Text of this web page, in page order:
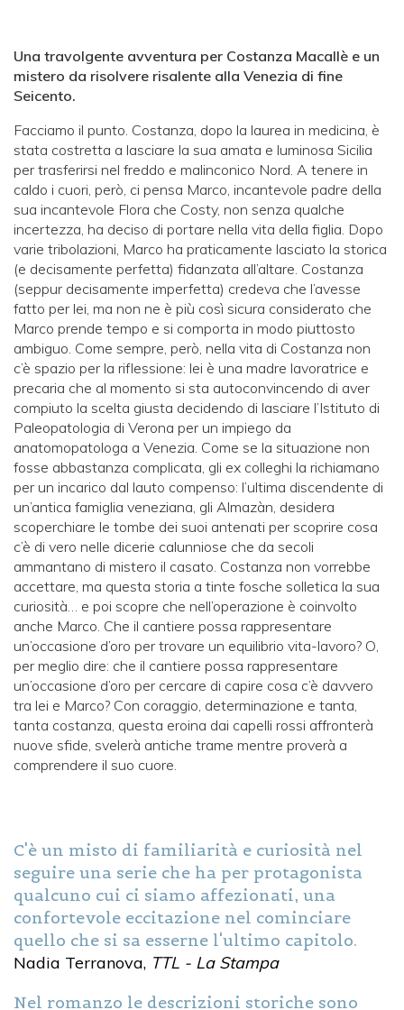
Una travolgente avventura per Costanza Macallè e un
mistero da risolvere risalente alla Venezia di fine
Seicento.
Facciamo il punto. Costanza, dopo la laurea in medicina, è
stata costretta a lasciare la sua amata e luminosa Sicilia
per trasferirsi nel freddo e malinconico Nord. A tenere in
caldo i cuori, però, ci pensa Marco, incantevole padre della
sua incantevole Flora che Costy, non senza qualche
incertezza, ha deciso di portare nella vita della figlia. Dopo
varie tribolazioni, Marco ha praticamente lasciato la storica
(e decisamente perfetta) fidanzata all’altare. Costanza
(seppur decisamente imperfetta) credeva che l’avesse
fatto per lei, ma non ne è più così sicura considerato che
Marco prende tempo e si comporta in modo piuttosto
ambiguo. Come sempre, però, nella vita di Costanza non
c’è spazio per la riflessione: lei è una madre lavoratrice e
precaria che al momento si sta autoconvincendo di aver
compiuto la scelta giusta decidendo di lasciare l’Istituto di
Paleopatologia di Verona per un impiego da
anatomopatologa a Venezia. Come se la situazione non
fosse abbastanza complicata, gli ex colleghi la richiamano
per un incarico dal lauto compenso: l’ultima discendente di
un’antica famiglia veneziana, gli Almazàn, desidera
scoperchiare le tombe dei suoi antenati per scoprire cosa
c’è di vero nelle dicerie calunniose che da secoli
ammantano di mistero il casato. Costanza non vorrebbe
accettare, ma questa storia a tinte fosche solletica la sua
curiosità… e poi scopre che nell’operazione è coinvolto
anche Marco. Che il cantiere possa rappresentare
un’occasione d’oro per trovare un equilibrio vita-lavoro? O,
per meglio dire: che il cantiere pos­sa rappresentare
un’occasione d’oro per cercare di capire cosa c’è davvero
tra lei e Marco? Con coraggio, determinazione e tanta,
tanta costanza, questa eroina dai capelli rossi affronterà
nuove sfide, svelerà antiche trame mentre proverà a
comprendere il suo cuore.
C'è un misto di familiarità e curiosità nel
seguire una serie che ha per protagonista
qualcuno cui ci siamo affezionati, una
confortevole eccitazione nel cominciare
quello che si sa esserne l'ultimo capitolo.
Nadia Terranova, TTL - La Stampa
Nel romanzo le descrizioni storiche sono